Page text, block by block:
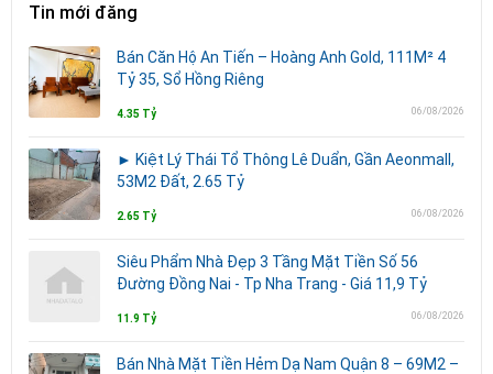
Tin mới đăng
Bán Căn Hộ An Tiến – Hoàng Anh Gold, 111M² 4
Tỷ 35, Sổ Hồng Riêng
4.35 Tỷ 06/08/2026
► Kiệt Lý Thái Tổ Thông Lê Duẩn, Gần Aeonmall,
53M2 Đất, 2.65 Tỷ
2.65 Tỷ 06/08/2026
Siêu Phẩm Nhà Đẹp 3 Tầng Mặt Tiền Số 56
Đường Đồng Nai - Tp Nha Trang - Giá 11,9 Tỷ
11.9 Tỷ 06/08/2026
Bán Nhà Mặt Tiền Hẻm Dạ Nam Quận 8 – 69M2 –